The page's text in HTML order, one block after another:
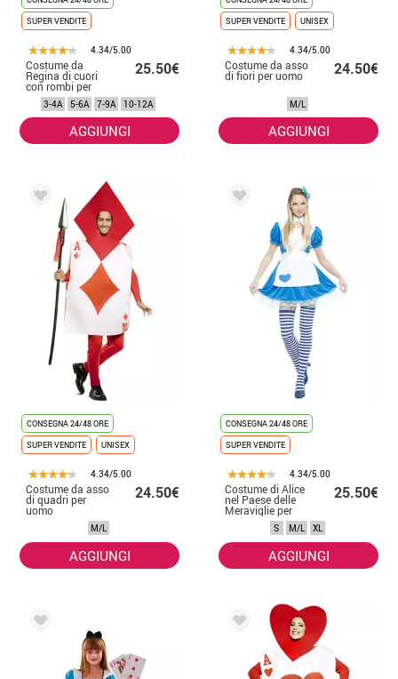
SUPER VENDITE
4.34/5.00
Costume da
Regina di cuori
con rombi per
bambina
25.50€
3-4A 5-6A 7-9A 10-12A
AGGIUNGI
SUPER VENDITE
UNISEX
4.34/5.00
Costume da asso
di fiori per uomo 24.50€
M/L
AGGIUNGI
CONSEGNA 24/48 ORE
SUPER VENDITE
UNISEX
4.34/5.00
Costume da asso
di quadri per
uomo
24.50€
M/L
AGGIUNGI
CONSEGNA 24/48 ORE
SUPER VENDITE
4.34/5.00
Costume di Alice
nel Paese delle
Meraviglie per
25.50€
S M/L XL
AGGIUNGI